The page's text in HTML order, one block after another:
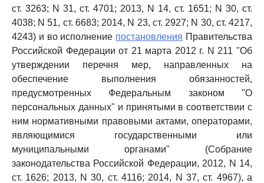
ст. 3263; N 31, ст. 4701; 2013, N 14, ст. 1651; N 30, ст.
4038; N 51, ст. 6683; 2014, N 23, ст. 2927; N 30, ст. 4217,
4243) и во исполнение постановления Правительства
Российской Федерации от 21 марта 2012 г. N 211 "Об
утверждении перечня мер, направленных на
обеспечение выполнения обязанностей,
предусмотренных Федеральным законом "О
персональных данных" и принятыми в соответствии с
ним нормативными правовыми актами, операторами,
являющимися государственными или
муниципальными органами" (Собрание
законодательства Российской Федерации, 2012, N 14,
ст. 1626; 2013, N 30, ст. 4116; 2014, N 37, ст. 4967), а